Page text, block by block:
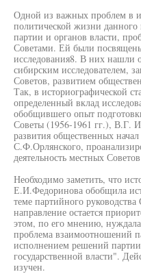
Одной из важных проблем в
политической жизни
партии и органов власти,
Советами. Ей были
исследования8. В них нашли
сибирским исследователем,
Советов, развитием
Так, в историографической
определенный вклад
обобщившего опыт
Советы (1956-1961 гг.), В.Г.
развития общественных
С.Ф.Орлянского,
деятельность местных
Необходимо заметить, что
Е.И.Федоринова обобщила
теме партийного
направление остается
этом, по его мнению,
проблема взаимоотношений
исполнением решений
государственной власти".
изучен.